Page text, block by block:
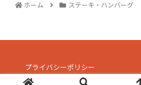
ホーム ステーキ・ハンバーグ
プライバシーポリシー